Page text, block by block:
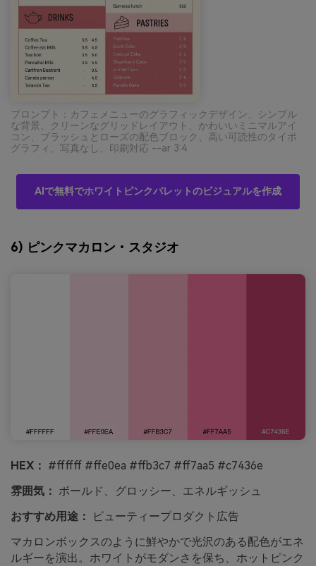
プロンプト：カフェメニューのグラフィックデザイン、シンプル
な背景、クリーンなグリッドレイアウト、かわいいミニマルアイ
コン、ブラッシュとローズの配色ブロック、高い可読性のタイポ
グラフィ、写真なし、印刷対応 --ar 3:4
AIで無料でホワイトピンクパレットのビジュアルを作成
6) ピンクマカロン・スタジオ
HEX： #ffffff #ffe0ea #ffb3c7 #ff7aa5 #c7436e
雰囲気： ボールド、グロッシー、エネルギッシュ
おすすめ用途：
ビューティープロダクト広告
マカロンボックスのように鮮やかで光沢のある配色がエネ
ルギーを演出。ホワイトがモダンさを保ち、ホットピンク